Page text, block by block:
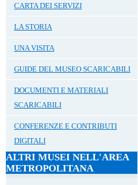
CARTA DEI SERVIZI
LA STORIA
UNA VISITA
GUIDE DEL MUSEO SCARICABILI
DOCUMENTI E MATERIALI
SCARICABILI
CONFERENZE E CONTRIBUTI
DIGITALI
ALTRI MUSEI NELL'AREA
METROPOLITANA